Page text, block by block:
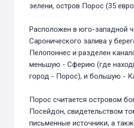
зелени, остров Порос (35
Расположен в юго-западной
Саронического залива у
Пелопоннес и разделен
меньшую - Сферию (где
город - Порос), и большую -
Порос считается островом
Посейдон, свидетельством
письменные источники, а